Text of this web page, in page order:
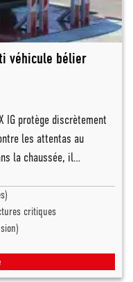
véhicule bélier
IG protège discrètement
les attentas au
la chaussée, il…
critiques